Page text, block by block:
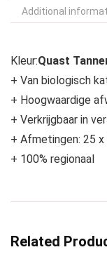
Additional
Kleur:Quast
+ Van biologisch
+ Hoogwaardige
+ Verkrijgbaar in
+ Afmetingen: 25
+ 100% regionaal
Related